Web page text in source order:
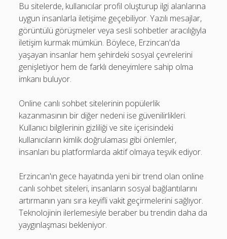
Bu sitelerde, kullanıcılar profil oluşturup ilgi alanlarına
uygun insanlarla iletişime geçebiliyor. Yazılı mesajlar,
görüntülü görüşmeler veya sesli sohbetler aracılığıyla
iletişim kurmak mümkün. Böylece, Erzincan'da
yaşayan insanlar hem şehirdeki sosyal çevrelerini
genişletiyor hem de farklı deneyimlere sahip olma
imkanı buluyor.
Online canlı sohbet sitelerinin popülerlik
kazanmasının bir diğer nedeni ise güvenilirlikleri.
Kullanıcı bilgilerinin gizliliği ve site içerisindeki
kullanıcıların kimlik doğrulaması gibi önlemler,
insanları bu platformlarda aktif olmaya teşvik ediyor.
Erzincan'ın gece hayatında yeni bir trend olan online
canlı sohbet siteleri, insanların sosyal bağlantılarını
artırmanın yanı sıra keyifli vakit geçirmelerini sağlıyor.
Teknolojinin ilerlemesiyle beraber bu trendin daha da
yaygınlaşması bekleniyor.